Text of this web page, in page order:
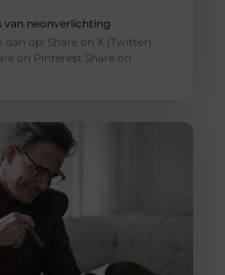
van neonverlichting
dan op: Share on X (Twitter)
on Pinterest Share on